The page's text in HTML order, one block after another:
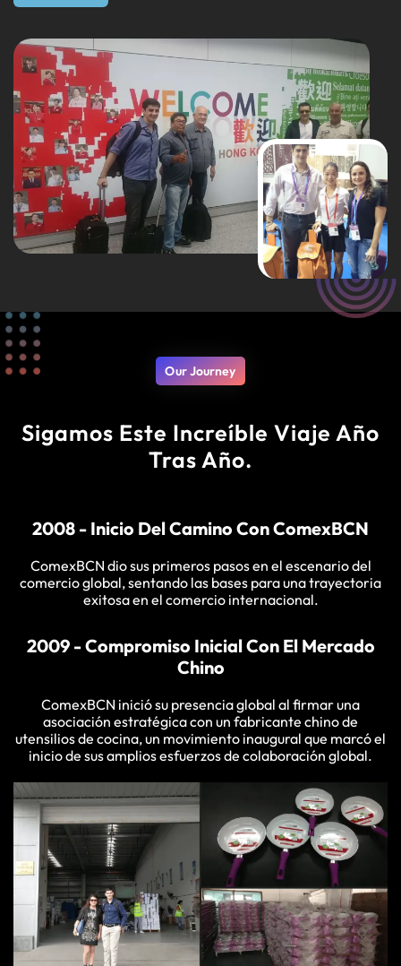
Our Journey
Sigamos Este Increíble Viaje Año
Tras Año.
2008 - Inicio Del Camino Con ComexBCN
ComexBCN dio sus primeros pasos en el escenario del
comercio global, sentando las bases para una trayectoria
exitosa en el comercio internacional.
2009 - Compromiso Inicial Con El Mercado
Chino
ComexBCN inició su presencia global al firmar una
asociación estratégica con un fabricante chino de
utensilios de cocina, un movimiento inaugural que marcó el
inicio de sus amplios esfuerzos de colaboración global.